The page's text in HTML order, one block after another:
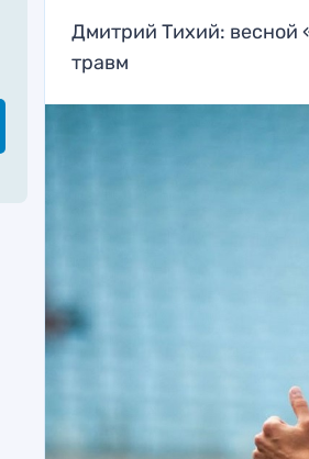
Дмитрий Тихий: весной
травм